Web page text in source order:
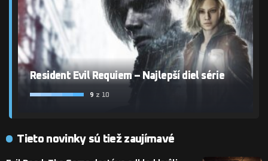
Resident Evil Requiem – Najlepší diel série
9 z 10
Tieto novinky sú tiež zaujímavé